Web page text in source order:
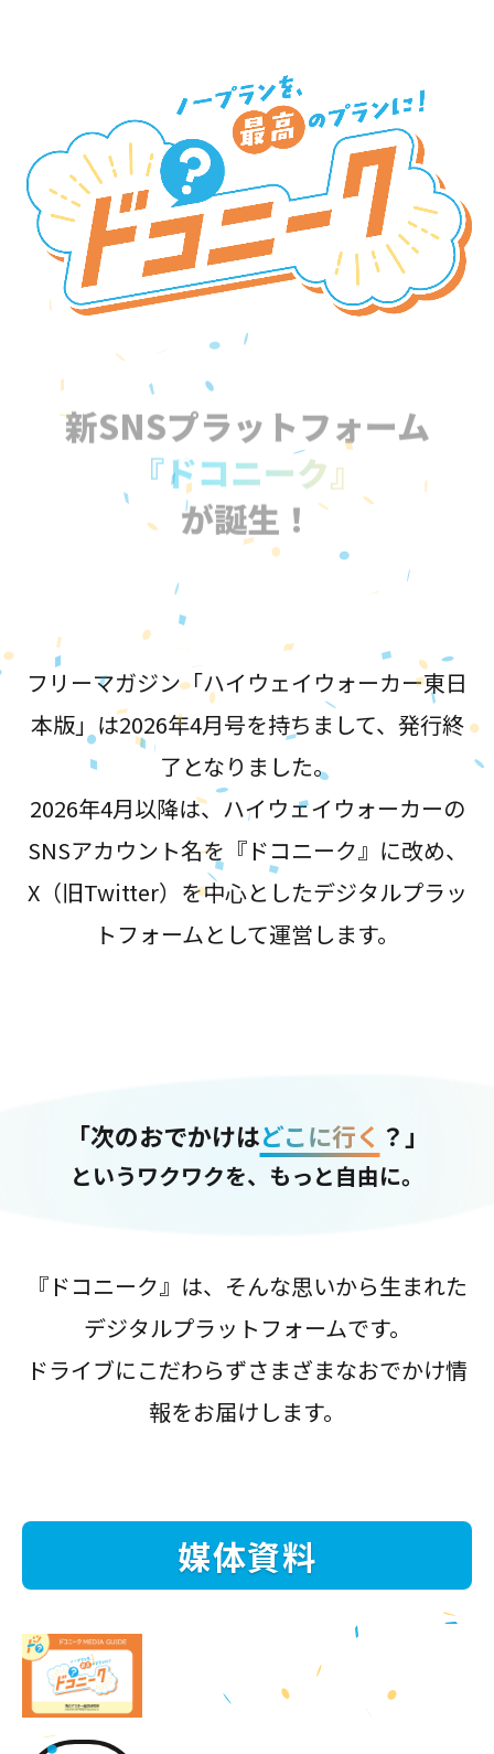
新SNSプラットフォーム
『ドコニーク』
が誕生！
フリーマガジン「ハイウェイウォーカー東日
本版」は2026年4月号を持ちまして、発行終
了となりました。
2026年4月以降は、ハイウェイウォーカーの
SNSアカウント名を『ドコニーク』に改め、
X（旧Twitter）を中心としたデジタルプラッ
トフォームとして運営します。
「次のおでかけはどこに行く ？」
というワクワクを、もっと自由に。
『ドコニーク』は、そんな思いから生まれた
デジタルプラットフォームです。
ドライブにこだわらずさまざまなおでかけ情
報をお届けします。
媒体資料